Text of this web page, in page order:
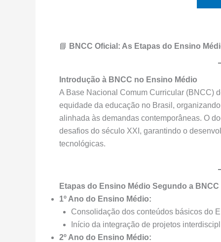
📘 BNCC Oficial: As Etapas do Ensino
Introdução à BNCC no Ensino Médio
A Base Nacional Comum Curricular (BNCC)
equidade da educação no Brasil,
alinhada às demandas contemporâneas. O
desafios do século XXI, garantindo o
tecnológicas.
Etapas do Ensino Médio Segundo a BNCC
1º Ano do Ensino Médio:
Consolidação dos conteúdos básicos do
Início da integração de projetos
2º Ano do Ensino Médio: